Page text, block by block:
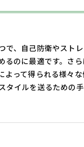
、自己防衛やスト
のに最適です。さ
って得られる様々
イルを送るための手